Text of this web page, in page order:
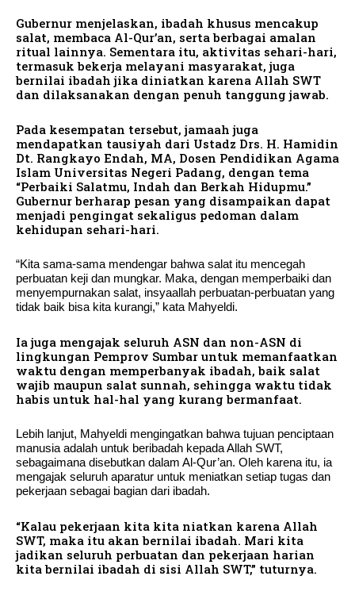
Gubernur menjelaskan, ibadah khusus mencakup
salat, membaca Al-Qur’an, serta berbagai amalan
ritual lainnya. Sementara itu, aktivitas sehari-hari,
termasuk bekerja melayani masyarakat, juga
bernilai ibadah jika diniatkan karena Allah SWT
dan dilaksanakan dengan penuh tanggung jawab.
Pada kesempatan tersebut, jamaah juga
mendapatkan tausiyah dari Ustadz Drs. H. Hamidin
Dt. Rangkayo Endah, MA, Dosen Pendidikan Agama
Islam Universitas Negeri Padang, dengan tema
“Perbaiki Salatmu, Indah dan Berkah Hidupmu.”
Gubernur berharap pesan yang disampaikan dapat
menjadi pengingat sekaligus pedoman dalam
kehidupan sehari-hari.
“Kita sama-sama mendengar bahwa salat itu mencegah
perbuatan keji dan mungkar. Maka, dengan memperbaiki dan
menyempurnakan salat, insyaallah perbuatan-perbuatan yang
tidak baik bisa kita kurangi,” kata Mahyeldi.
Ia juga mengajak seluruh ASN dan non-ASN di
lingkungan Pemprov Sumbar untuk memanfaatkan
waktu dengan memperbanyak ibadah, baik salat
wajib maupun salat sunnah, sehingga waktu tidak
habis untuk hal-hal yang kurang bermanfaat.
Lebih lanjut, Mahyeldi mengingatkan bahwa tujuan penciptaan
manusia adalah untuk beribadah kepada Allah SWT,
sebagaimana disebutkan dalam Al-Qur’an. Oleh karena itu, ia
mengajak seluruh aparatur untuk meniatkan setiap tugas dan
pekerjaan sebagai bagian dari ibadah.
“Kalau pekerjaan kita kita niatkan karena Allah
SWT, maka itu akan bernilai ibadah. Mari kita
jadikan seluruh perbuatan dan pekerjaan harian
kita bernilai ibadah di sisi Allah SWT,” tuturnya.